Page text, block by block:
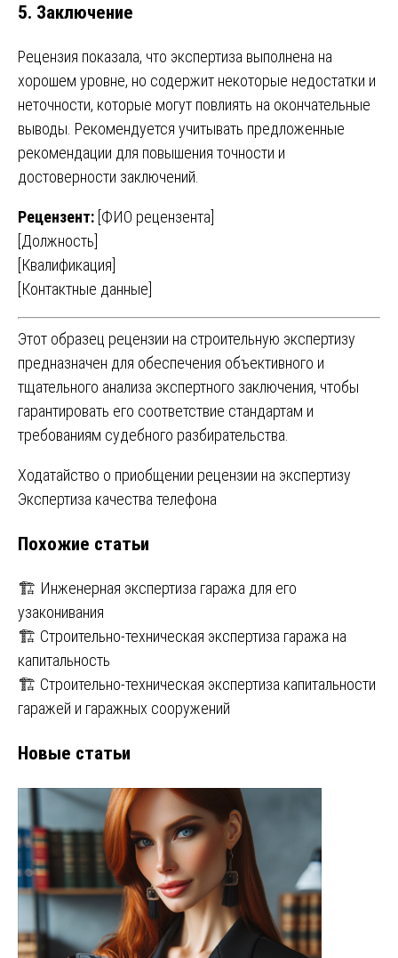
5. Заключение
Рецензия показала, что экспертиза выполнена на
хорошем уровне, но содержит некоторые недостатки и
неточности, которые могут повлиять на окончательные
выводы. Рекомендуется учитывать предложенные
рекомендации для повышения точности и
достоверности заключений.
Рецензент: [ФИО рецензента]
[Должность]
[Квалификация]
[Контактные данные]
Этот образец рецензии на строительную экспертизу
предназначен для обеспечения объективного и
тщательного анализа экспертного заключения, чтобы
гарантировать его соответствие стандартам и
требованиям судебного разбирательства.
Навигация
записям
Ходатайство о приобщении рецензии на экспертизу
Экспертиза качества телефона
Похожие статьи
🏗️ Инженерная экспертиза гаража для его
узаконивания
🏗️ Строительно-техническая экспертиза гаража на
капитальность
🏗️ Строительно-техническая экспертиза капитальности
гаражей и гаражных сооружений
Новые статьи